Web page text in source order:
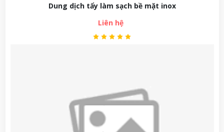
Dung dịch tẩy làm sạch bề mặt inox
Liên hệ